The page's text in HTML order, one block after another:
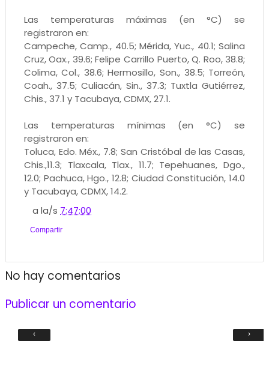
Las temperaturas máximas (en °C) se
registraron en:
Campeche, Camp., 40.5; Mérida, Yuc., 40.1; Salina
Cruz, Oax., 39.6; Felipe Carrillo Puerto, Q. Roo, 38.8;
Colima, Col., 38.6; Hermosillo, Son., 38.5; Torreón,
Coah., 37.5; Culiacán, Sin., 37.3; Tuxtla Gutiérrez,
Chis., 37.1 y Tacubaya, CDMX, 27.1.
Las temperaturas mínimas (en °C) se
registraron en:
Toluca, Edo. Méx., 7.8; San Cristóbal de las Casas,
Chis.,11.3; Tlaxcala, Tlax., 11.7; Tepehuanes, Dgo.,
12.0; Pachuca, Hgo., 12.8; Ciudad Constitución, 14.0
y Tacubaya, CDMX, 14.2.
a la/s 7:47:00
Compartir
No hay comentarios
Publicar un comentario
‹ ›